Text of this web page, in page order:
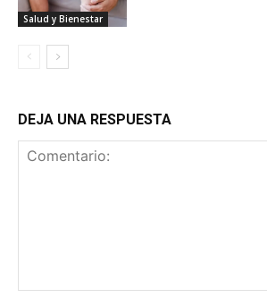
Salud y Bienestar
DEJA UNA RESPUESTA